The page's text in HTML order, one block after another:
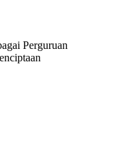
Perguruan